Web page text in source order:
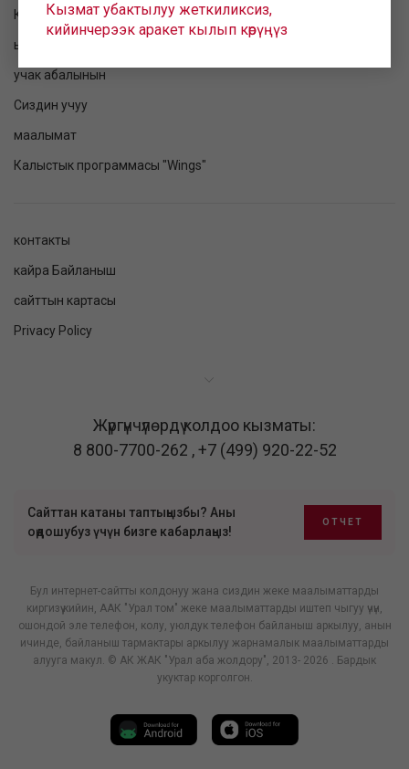
Кызмат убактылуу жеткиликсиз,
кийинчерээк аракет кылып көрүңүз
Катталуу
ырааттама
учак абалынын
Сиздин учуу
маалымат
Калыстык программасы "Wings"
контакты
кайра Байланыш
сайттын картасы
Privacy Policy
Жүргүнчүлөрдү колдоо кызматы:
8 800-7700-262 ,+7 (499) 920-22-52
Сайттан катаны таптыңызбы? Аны
оңдошубуз үчүн бизге кабарлаңыз!
ОТЧЕТ
Бул интернет-сайтты колдонуу жана сиздин жеке маалыматтарды
киргизүү кийин, ААК "Урал том" жеке маалыматтарды иштеп чыгуу үчүн,
ошондой эле телефон, колу, уюлдук телефон байланыш аркылуу, анын
ичинде, байланыш тармактары аркылуу жарнамалык маалыматтарды
алууга макул. © АК ЖАК "Урал аба жолдору", 2013- 2026 . Бардык
укуктар корголгон.